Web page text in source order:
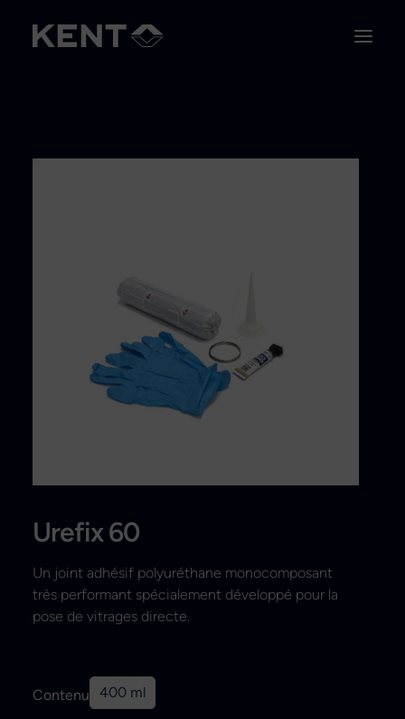
Urefix 60
Un joint adhésif polyuréthane monocomposant
très performant spécialement développé pour la
pose de vitrages directe.
Contenu 400 ml